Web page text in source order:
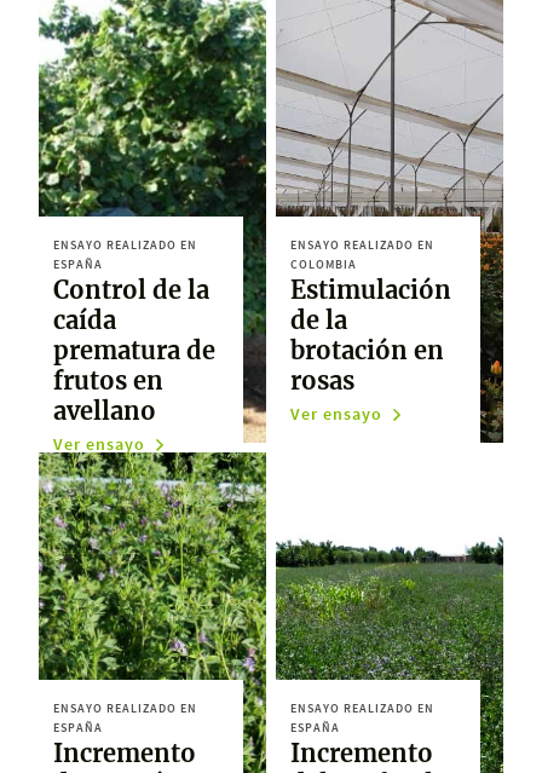
ENSAYO REALIZADO EN
ESPAÑA
Control de la
caída
prematura de
frutos en
avellano
Ver ensayo
ENSAYO REALIZADO EN
COLOMBIA
Estimulación
de la
brotación en
rosas
Ver ensayo
ENSAYO REALIZADO EN
ESPAÑA
Incremento
ENSAYO REALIZADO EN
ESPAÑA
Incremento